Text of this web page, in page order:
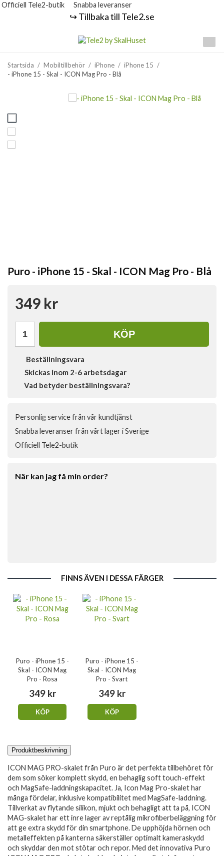
Officiell Tele2-butik Snabba leveranser
↪️ Tillbaka till Tele2.se
Startsida / Mobiltillbehör / iPhone / iPhone 15 /
- iPhone 15 - Skal - ICON Mag Pro - Blå
Puro - iPhone 15 - Skal - ICON Mag Pro - Blå
349 kr
KÖP
Beställningsvara
Skickas inom 2-6 arbetsdagar
Vad betyder beställningsvara?
Personlig service från vår kundtjänst
Snabba leveranser från vårt lager i Sverige
Officiell Tele2-butik
När kan jag få min order?
FINNS ÄVEN I DESSA FÄRGER
Puro - iPhone 15 -
Skal - ICON Mag
Pro - Rosa
349 kr
KÖP
Puro - iPhone 15 -
Skal - ICON Mag
Pro - Svart
349 kr
KÖP
Produktbeskrivning
ICON MAG PRO-skalet från Puro är det perfekta tillbehöret för
dem som söker komplett skydd, en behaglig soft touch-effekt
och MagSafe-laddningskapacitet. Ja, Icon Mag Pro-skalet har
många fördelar, inklusive kompatibilitet med MagSafe-laddning.
Tillverkat av flytande silikon, mjukt och behagligt att ta på, ICON
MAG-skalet har ett inre lager av reptålig mikrofiberbeläggning för
att ge extra skydd för din smartphone. De upphöjda hörnen och
metalleffekten på kanterna säkerställer optimalt kameraskydd
och skyddar den mot stötar och repor. Med det innovativa Puro